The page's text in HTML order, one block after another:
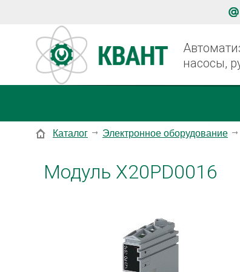
насосы,
Каталог Электронное оборудование
Модуль X20PD0016